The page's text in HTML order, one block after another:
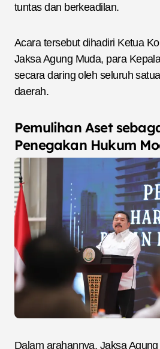
tuntas dan berkeadilan.
Acara tersebut dihadiri Ketua
Jaksa Agung Muda, para
secara daring oleh seluruh
daerah.
Pemulihan Aset
Penegakan Hukum
Dalam arahannya, Jaksa